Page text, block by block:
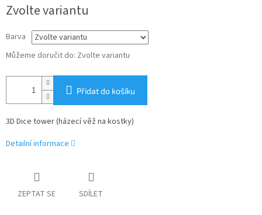
cena:
Zvolte variantu
Barva
Můžeme doručit do: Zvolte variantu
Přidat do košíku
3D Dice tower (házecí věž na kostky)
Detailní informace
ZEPTAT SE SDÍLET